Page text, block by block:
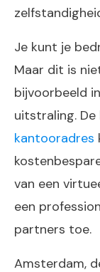
Je kunt je
Maar dit is
bijvoorbeeld
uitstraling. De
kantooradres
van een
een
partners toe.
Amsterdam,